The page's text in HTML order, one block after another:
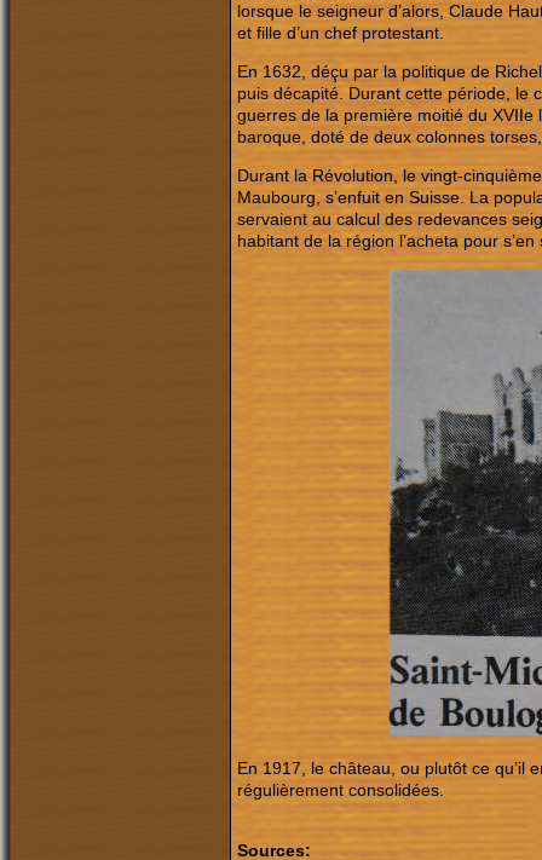
lorsque le seigneur d’alors, Claude
et fille d’un chef protestant.
En 1632, déçu par la politique de
puis décapité. Durant cette période, le
guerres de la première moitié du XVIIe
baroque, doté de deux colonnes
Durant la Révolution, le vingt-
Maubourg, s’enfuit en Suisse. La
servaient au calcul des redevances
habitant de la région l’acheta pour
En 1917, le château, ou plutôt ce qu’il
régulièrement consolidées.
Sources: